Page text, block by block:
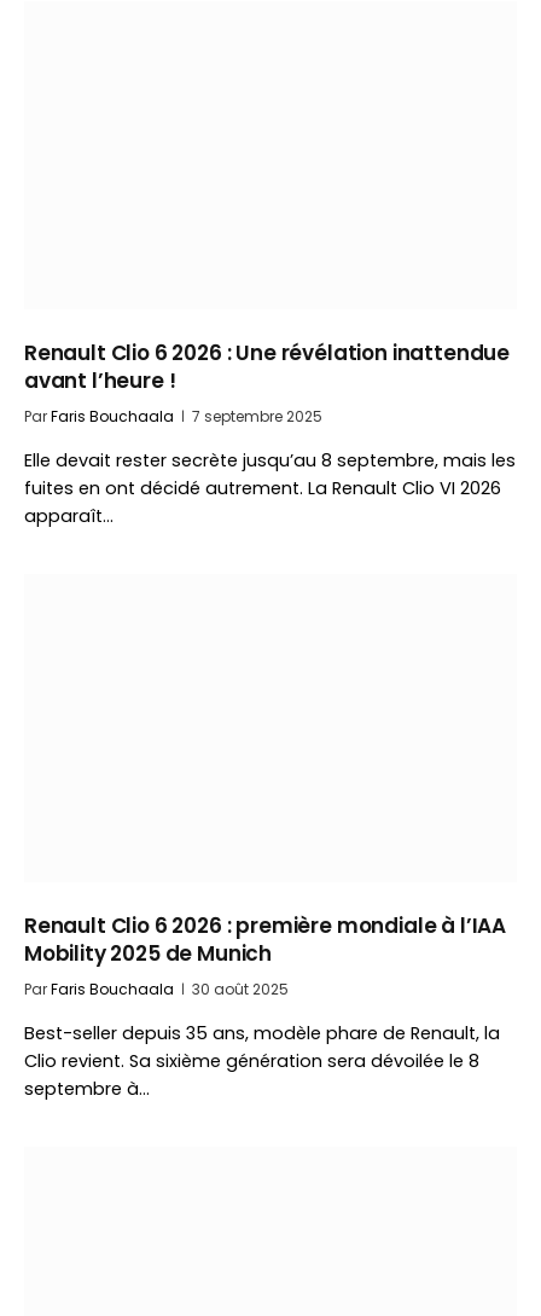
Renault Clio 6 2026 : Une révélation inattendue
avant l’heure !
ParFaris Bouchaala 7 septembre 2025
Elle devait rester secrète jusqu’au 8 septembre, mais les
fuites en ont décidé autrement. La Renault Clio VI 2026
apparaît…
Renault Clio 6 2026 : première mondiale à l’IAA
Mobility 2025 de Munich
ParFaris Bouchaala 30 août 2025
Best-seller depuis 35 ans, modèle phare de Renault, la
Clio revient. Sa sixième génération sera dévoilée le 8
septembre à…